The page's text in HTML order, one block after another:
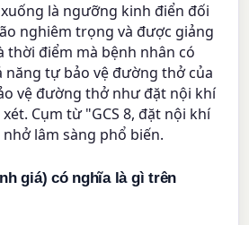
là ngưỡng kinh điển đối
nghiêm trọng và được giảng
thời điểm mà bệnh nhân có
năng tự bảo vệ đường thở của
vệ đường thở như đặt nội khí
Cụm từ "GCS 8, đặt nội khí
lâm sàng phổ biến.
giá) có nghĩa là gì trên